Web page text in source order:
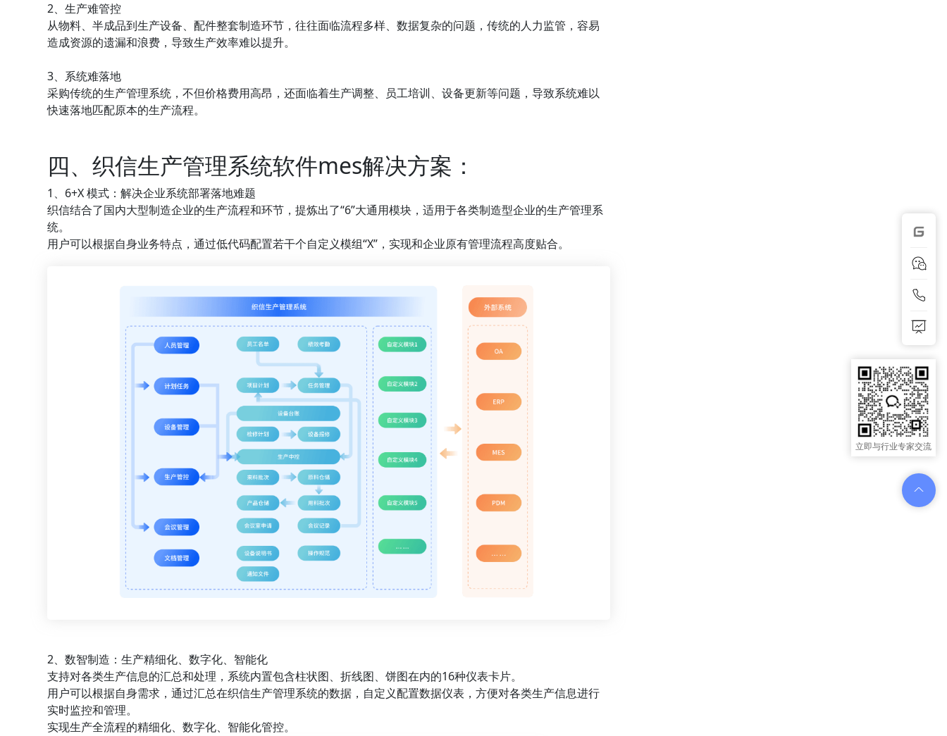
2、生产难管控
从物料、半成品到生产设备、配件整套制造环节，往往面临流程多样、数据复杂的问题，传统的人力监管，容易
造成资源的遗漏和浪费，导致生产效率难以提升。
3、系统难落地
采购传统的生产管理系统，不但价格费用高昂，还面临着生产调整、员工培训、设备更新等问题，导致系统难以
快速落地匹配原本的生产流程。
四、织信生产管理系统软件mes解决方案：
1、6+X 模式：解决企业系统部署落地难题
织信结合了国内大型制造企业的生产流程和环节，提炼出了“6”大通用模块，适用于各类制造型企业的生产管理系
统。
用户可以根据自身业务特点，通过低代码配置若干个自定义模组“X”，实现和企业原有管理流程高度贴合。
2、数智制造：生产精细化、数字化、智能化
支持对各类生产信息的汇总和处理，系统内置包含柱状图、折线图、饼图在内的16种仪表卡片。
用户可以根据自身需求，通过汇总在织信生产管理系统的数据，自定义配置数据仪表，方便对各类生产信息进行
实时监控和管理。
实现生产全流程的精细化、数字化、智能化管控。
立即与行业专家交流